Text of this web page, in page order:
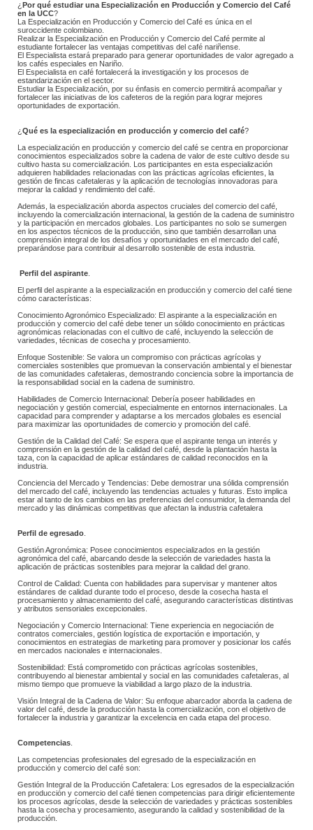
¿Por qué estudiar una Especialización en Producción y Comercio del Café
en la UCC?
La Especialización en Producción y Comercio del Café es única en el
suroccidente colombiano.
Realizar la Especialización en Producción y Comercio del Café permite al
estudiante fortalecer las ventajas competitivas del café nariñense.
El Especialista estará preparado para generar oportunidades de valor agregado a
los cafés especiales en Nariño.​
El Especialista en café fortalecerá la investigación y los procesos de
estandarización en el sector.
Estudiar la Especialización, por su énfasis en comercio permitirá acompañar y
fortalecer las iniciativas de los cafeteros de la región para lograr mejores
oportunidades de exportación​.
¿Qué es la especialización en producción y comercio del café?
La especialización en producción y comercio del café se centra en proporcionar
conocimientos especializados sobre la cadena de valor de este cultivo desde su
cultivo hasta su comercialización. Los participantes en esta especialización
adquieren habilidades relacionadas con las prácticas agrícolas eficientes, la
gestión de fincas cafetaleras y la aplicación de tecnologías innovadoras para
mejorar la calidad y rendimiento del café.
Además, la especialización aborda aspectos cruciales del comercio del café,
incluyendo la comercialización internacional, la gestión de la cadena de suministro
y la participación en mercados globales. Los participantes no solo se sumergen
en los aspectos técnicos de la producción, sino que también desarrollan una
comprensión integral de los desafíos y oportunidades en el mercado del café,
preparándose para contribuir al desarrollo sostenible de esta industria.
Perfil del aspirante
El perfil del aspirante a la especialización en producción y comercio del café tiene
cómo características:
Conocimiento Agronómico Especializado: El aspirante a la especialización en
producción y comercio del café debe tener un sólido conocimiento en prácticas
agronómicas relacionadas con el cultivo de café, incluyendo la selección de
variedades, técnicas de cosecha y procesamiento.
Enfoque Sostenible: Se valora un compromiso con prácticas agrícolas y
comerciales sostenibles que promuevan la conservación ambiental y el bienestar
de las comunidades cafetaleras, demostrando conciencia sobre la importancia de
la responsabilidad social en la cadena de suministro.
Habilidades de Comercio Internacional: Debería poseer habilidades en
negociación y gestión comercial, especialmente en entornos internacionales. La
capacidad para comprender y adaptarse a los mercados globales es esencial
para maximizar las oportunidades de comercio y promoción del café.
Gestión de la Calidad del Café: Se espera que el aspirante tenga un interés y
comprensión en la gestión de la calidad del café, desde la plantación hasta la
taza, con la capacidad de aplicar estándares de calidad reconocidos en la
industria.
Conciencia del Mercado y Tendencias: Debe demostrar una sólida comprensión
del mercado del café, incluyendo las tendencias actuales y futuras. Esto implica
estar al tanto de los cambios en las preferencias del consumidor, la demanda del
mercado y las dinámicas competitivas que afectan la industria cafetalera
Perfil de egresado
Gestión Agronómica: Posee conocimientos especializados en la gestión
agronómica del café, abarcando desde la selección de variedades hasta la
aplicación de prácticas sostenibles para mejorar la calidad del grano.
Control de Calidad: Cuenta con habilidades para supervisar y mantener altos
estándares de calidad durante todo el proceso, desde la cosecha hasta el
procesamiento y almacenamiento del café, asegurando características distintivas
y atributos sensoriales excepcionales.
Negociación y Comercio Internacional: Tiene experiencia en negociación de
contratos comerciales, gestión logística de exportación e importación, y
conocimientos en estrategias de marketing para promover y posicionar los cafés
en mercados nacionales e internacionales.
Sostenibilidad: Está comprometido con prácticas agrícolas sostenibles,
contribuyendo al bienestar ambiental y social en las comunidades cafetaleras, al
mismo tiempo que promueve la viabilidad a largo plazo de la industria.
Visión Integral de la Cadena de Valor: Su enfoque abarcador aborda la cadena de
valor del café, desde la producción hasta la comercialización, con el objetivo de
fortalecer la industria y garantizar la excelencia en cada etapa del proceso.
Competencias
Las competencias profesionales del egresado de la especialización en
producción y comercio del café son:
Gestión Integral de la Producción Cafetalera: Los egresados de la especialización
en producción y comercio del café tienen competencias para dirigir eficientemente
los procesos agrícolas, desde la selección de variedades y prácticas sostenibles
hasta la cosecha y procesamiento, asegurando la calidad y sostenibilidad de la
producción.